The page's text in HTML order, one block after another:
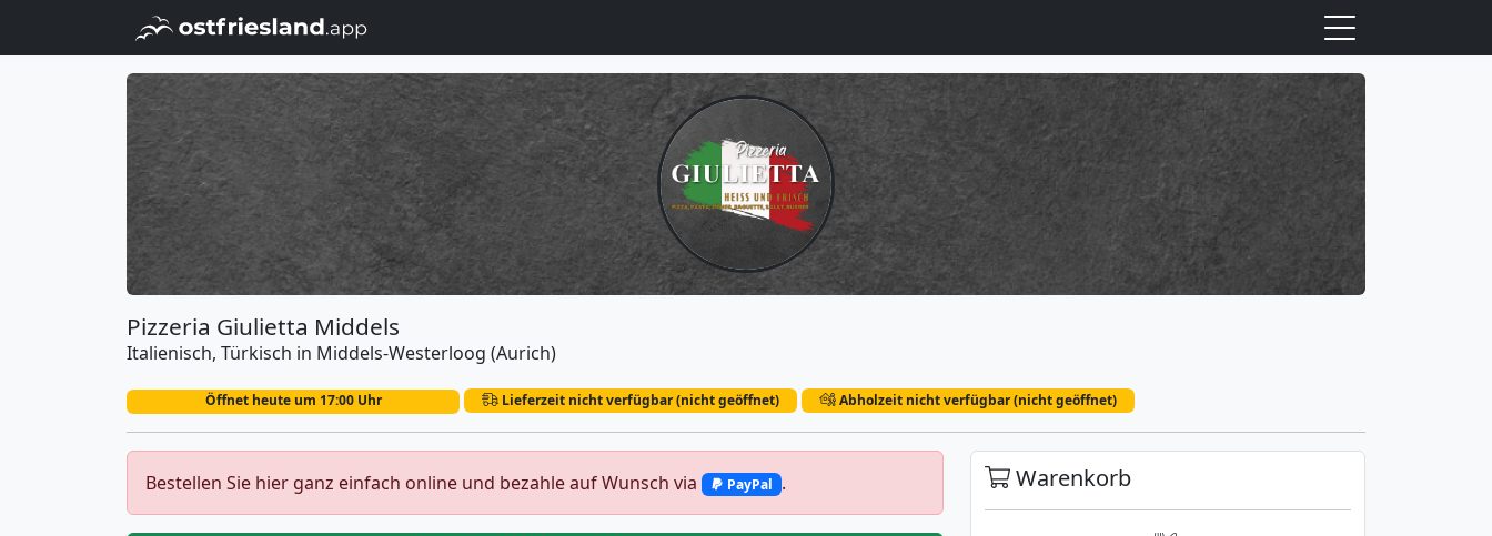
Pizzeria Giulietta Middels
Italienisch, Türkisch in Middels-Westerloog (Aurich)
Öffnet heute um 17:00 Uhr Lieferzeit nicht verfügbar (nicht geöffnet) Abholzeit nicht verfügbar (nicht geöffnet)
Bestellen Sie hier ganz einfach online und bezahle auf Wunsch via PayPal . Warenkorb